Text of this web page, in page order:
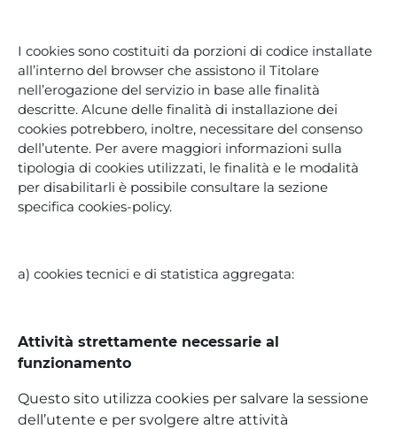
I cookies sono costituiti da porzioni di codice installate
all’interno del browser che assistono il Titolare
nell’erogazione del servizio in base alle finalità
descritte. Alcune delle finalità di installazione dei
cookies potrebbero, inoltre, necessitare del consenso
dell’utente. Per avere maggiori informazioni sulla
tipologia di cookies utilizzati, le finalità e le modalità
per disabilitarli è possibile consultare la sezione
specifica cookies-policy.
a) cookies tecnici e di statistica aggregata:
Attività strettamente necessarie al
funzionamento
Questo sito utilizza cookies per salvare la sessione
dell’utente e per svolgere altre attività